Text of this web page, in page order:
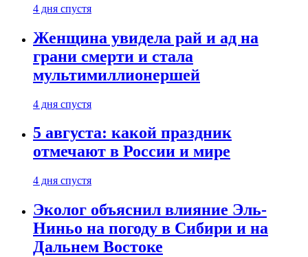
4 дня спустя
Женщина увидела рай и ад на
грани смерти и стала
мультимиллионершей
4 дня спустя
5 августа: какой праздник
отмечают в России и мире
4 дня спустя
Эколог объяснил влияние Эль-
Ниньо на погоду в Сибири и на
Дальнем Востоке